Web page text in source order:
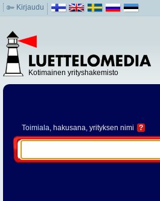
Kirjaudu
Kotimainen yrityshakemisto
Toimiala, hakusana, yrityksen nimi ?